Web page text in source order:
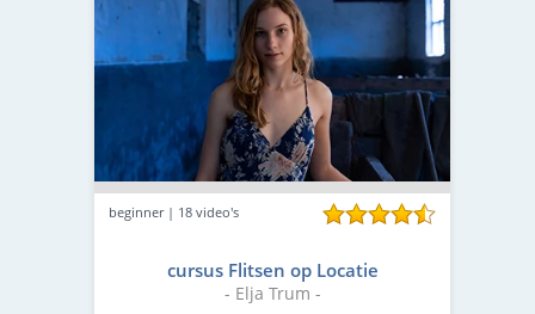
beginner | 18 video's
cursus Flitsen op Locatie
- Elja Trum -